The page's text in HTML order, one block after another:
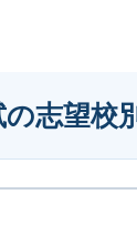
志望校